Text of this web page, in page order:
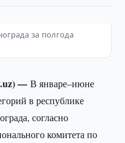
за полгода
—В январе–июне
в республике
согласно
комитета по